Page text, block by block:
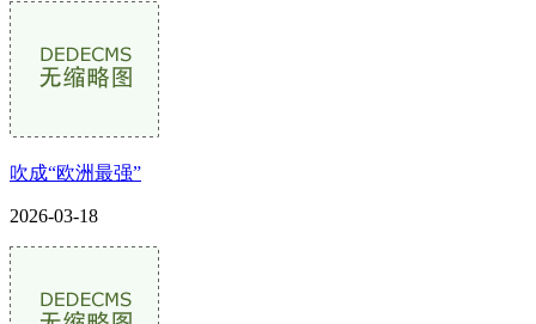
吹成“欧洲最强”
2026-03-18